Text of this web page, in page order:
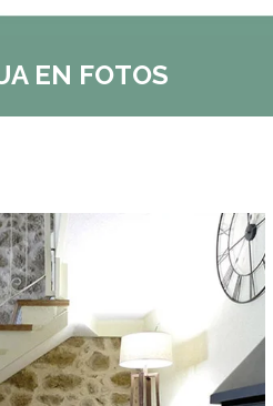
EN FOTOS